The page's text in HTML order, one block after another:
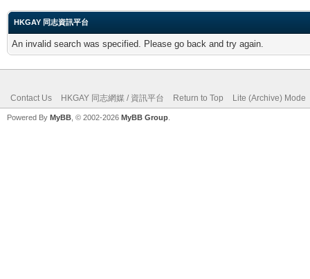
HKGAY 同志資訊平台
An invalid search was specified. Please go back and try again.
Contact Us HKGAY 同志網媒 / 資訊平台 Return to Top Lite (Archive) Mode
Powered By MyBB , © 2002-2026 MyBB Group